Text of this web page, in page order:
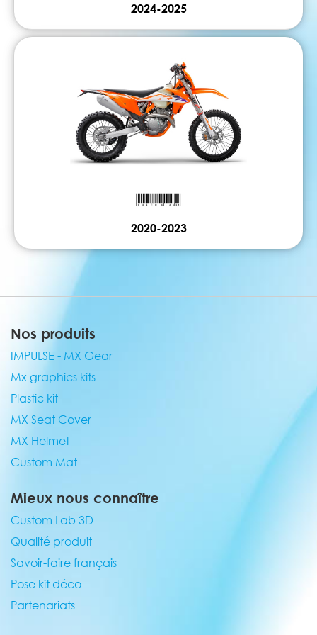
2024-2025
2020-2023
Nos produits
IMPULSE - MX Gear
Mx graphics kits
Plastic kit
MX Seat Cover
MX Helmet
Custom Mat
Mieux nous connaître
Custom Lab 3D
Qualité produit
Savoir-faire français
Pose kit déco
Partenariats